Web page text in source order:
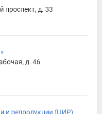
проспект, д. 33
д. 46
и репродукции (ЦИР)